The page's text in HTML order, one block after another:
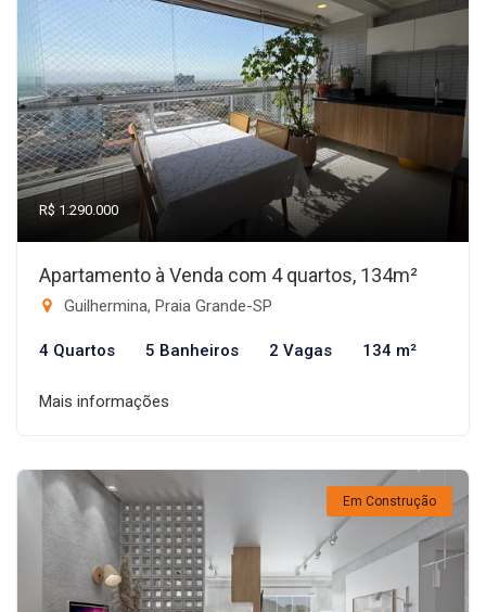
R$ 1.290.000
Apartamento à Venda com 4 quartos, 134m²
Guilhermina, Praia Grande-SP
4 Quartos 5 Banheiros 2 Vagas 134 m²
Mais informações
Em Construção